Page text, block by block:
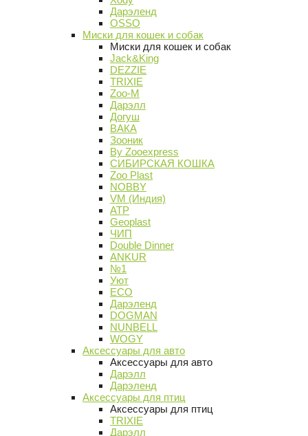
Дарэленд
OSSO
Миски для кошек и собак
Миски для кошек и собак
Jack&King
DEZZIE
TRIXIE
Zoo-M
Дарэлл
Догуш
ВАКА
Зооник
By Zooexpress
СИБИРСКАЯ КОШКА
Zoo Plast
NOBBY
VM (Индия)
АТР
Geoplast
ЧИП
Double Dinner
ANKUR
№1
Уют
ECO
Дарэленд
DOGMAN
NUNBELL
WOGY
Аксессуары для авто
Аксессуары для авто
Дарэлл
Дарэленд
Аксессуары для птиц
Аксессуары для птиц
TRIXIE
Дарэлл